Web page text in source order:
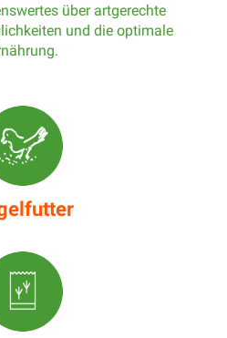
über artgerechte
und die optimale